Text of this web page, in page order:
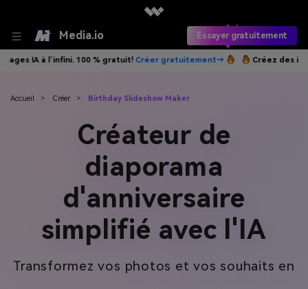
Media.io Essayer gratuitement
100 % gratuit!Créer gratuitement→ Créez des images IA à
Accueil > Créer > Birthday Slideshow Maker
Créateur de
diaporama
d'anniversaire
simplifié avec l'IA
Transformez vos photos et vos souhaits en